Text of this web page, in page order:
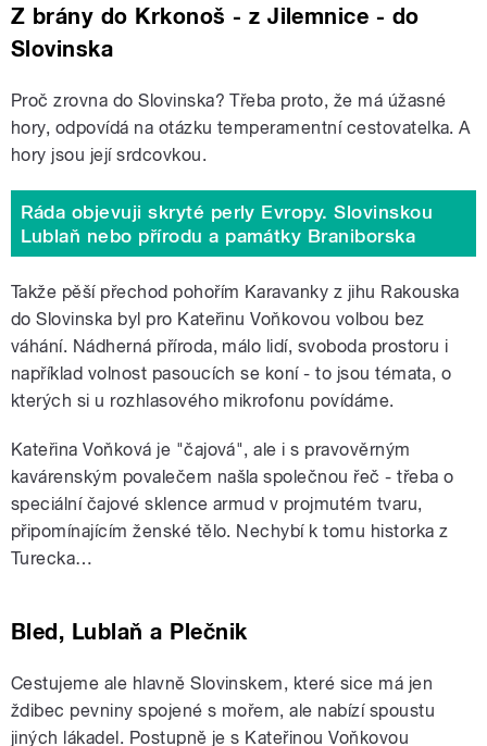
Z brány do Krkonoš - z Jilemnice - do
Slovinska
Proč zrovna do Slovinska? Třeba proto, že má úžasné
hory, odpovídá na otázku temperamentní cestovatelka. A
hory jsou její srdcovkou.
Ráda objevuji skryté perly Evropy. Slovinskou
Lublaň nebo přírodu a památky Braniborska
Takže pěší přechod pohořím Karavanky z jihu Rakouska
do Slovinska byl pro Kateřinu Voňkovou volbou bez
váhání. Nádherná příroda, málo lidí, svoboda prostoru i
například volnost pasoucích se koní - to jsou témata, o
kterých si u rozhlasového mikrofonu povídáme.
Kateřina Voňková je "čajová", ale i s pravověrným
kavárenským povalečem našla společnou řeč - třeba o
speciální čajové sklence armud v projmutém tvaru,
připomínajícím ženské tělo. Nechybí k tomu historka z
Turecka…
Bled, Lublaň a Plečnik
Cestujeme ale hlavně Slovinskem, které sice má jen
ždibec pevniny spojené s mořem, ale nabízí spoustu
jiných lákadel. Postupně je s Kateřinou Voňkovou